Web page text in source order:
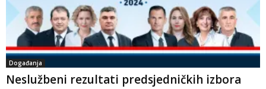
Događanja
Neslužbeni rezultati predsjedničkih izbora